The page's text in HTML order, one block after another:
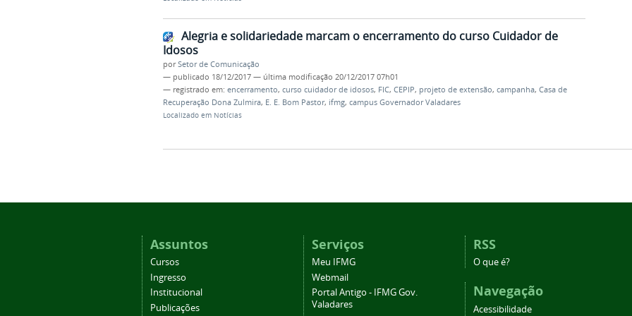
Alegria e solidariedade marcam o encerramento do curso Cuidador de
Idosos
porSetor de Comunicação
— publicado 18/12/2017 — última modificação 20/12/2017 07h01
— registrado em: encerramento, curso cuidador de idosos, FIC, CEPIP, projeto de extensão, campanha, Casa de
Recuperação Dona Zulmira, E. E. Bom Pastor, ifmg, campus Governador Valadares
Localizado em Notícias
Assuntos
Cursos
Ingresso
Institucional
Publicações
Serviços
Meu IFMG
Webmail
Portal Antigo - IFMG Gov.
Valadares
RSS
O que é?
Navegação
Acessibilidade